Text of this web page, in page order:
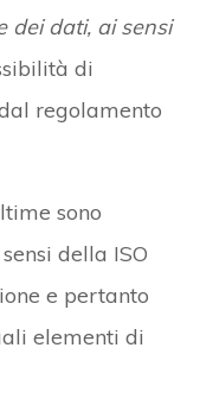
dei dati, ai sensi
di
regolamento
sono
della ISO
e pertanto
elementi di